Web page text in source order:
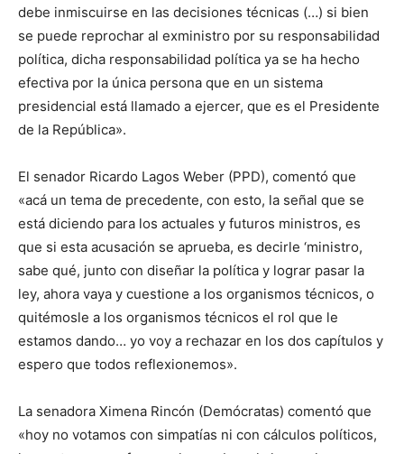
debe inmiscuirse en las decisiones técnicas (…) si bien
se puede reprochar al exministro por su responsabilidad
política, dicha responsabilidad política ya se ha hecho
efectiva por la única persona que en un sistema
presidencial está llamado a ejercer, que es el Presidente
de la República».
El senador Ricardo Lagos Weber (PPD), comentó que
«acá un tema de precedente, con esto, la señal que se
está diciendo para los actuales y futuros ministros, es
que si esta acusación se aprueba, es decirle ‘ministro,
sabe qué, junto con diseñar la política y lograr pasar la
ley, ahora vaya y cuestione a los organismos técnicos, o
quitémosle a los organismos técnicos el rol que le
estamos dando… yo voy a rechazar en los dos capítulos y
espero que todos reflexionemos».
La senadora Ximena Rincón (Demócratas) comentó que
«hoy no votamos con simpatías ni con cálculos políticos,